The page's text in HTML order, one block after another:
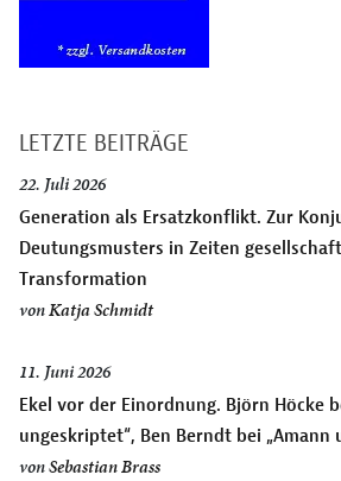
LETZTE BEITRÄGE
22. Juli 2026
Generation als Ersatzkonflikt. Zur
Deutungsmusters in Zeiten
Transformation
vonKatja Schmidt
11. Juni 2026
Ekel vor der Einordnung. Björn Höcke
ungeskriptet“, Ben Berndt bei „Amann
vonSebastian Brass